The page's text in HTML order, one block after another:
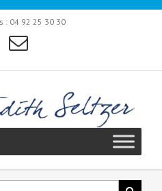
: 04 92 25 30 30